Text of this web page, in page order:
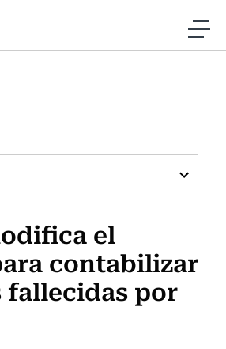
al contenido
y TV Usach
el
contabilizar
fallecidas por